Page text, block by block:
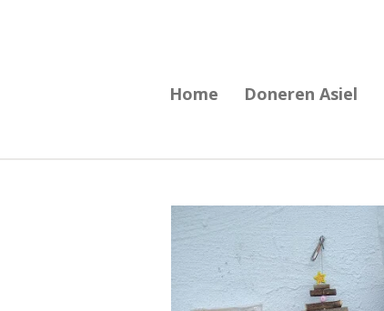
Home Doneren Asiel